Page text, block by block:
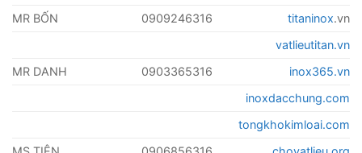
MR BỐN
0909246316 titaninox.vn
vatlieutitan.vn
MR DANH
0903365316
inox365.vn
inoxdacchung.com
tongkhokimloai.com